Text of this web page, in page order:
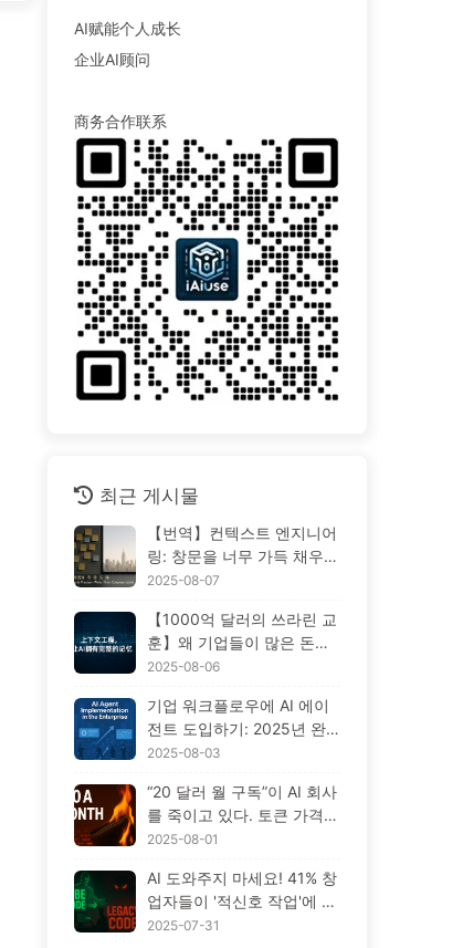
AI赋能个人成长
企业AI顾问
商务合作联系
최근 게시물
【번역】컨텍스트 엔지니어
링: 창문을 너무 가득 채우지
마세요! '쓰기, 선별, 압축, 격
고, 소음을 차단하세요 — AI
배우기 170
2025-08-07
【1000억 달러의 쓰라린 교
훈】왜 기업들이 많은 돈을
들여 배치한 AI 도우미는 중
려 경쟁자들은 90% 성능 향
상을 이루었을까? — 천천히
배우는 AI169
2025-08-06
기업 워크플로우에 AI 에이
전트 도입하기: 2025년 완
벽한 도입 가이드 — 천천히
2025-08-03
“20 달러 월 구독”이 AI 회사
를 죽이고 있다. 토큰 가격
폭락은 환상일 뿐, AI의 진짜
천천히 배우는 AI164
2025-08-01
AI 도와주지 마세요! 41% 창
업자들이 '적신호 작업'에 집
착, 기술 부족이 직원들을 더
2025-07-31